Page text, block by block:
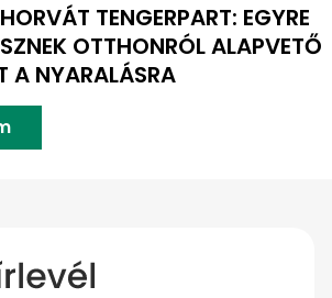
TENGERPART: EGYRE
OTTHONRÓL ALAPVETŐ
A NYARALÁSRA